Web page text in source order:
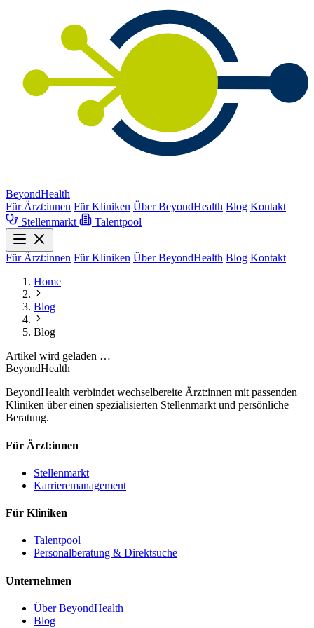
BeyondHealth
Für Ärzt:innen Für Kliniken Über BeyondHealth Blog Kontakt
Stellenmarkt
Talentpool
Für Ärzt:innen Für Kliniken Über BeyondHealth Blog Kontakt
Home
Blog
Blog
Artikel wird geladen …
BeyondHealth
BeyondHealth verbindet wechselbereite Ärzt:innen mit passenden
Kliniken über einen spezialisierten Stellenmarkt und persönliche
Beratung.
Für Ärzt:innen
Stellenmarkt
Karrieremanagement
Für Kliniken
Talentpool
Personalberatung & Direktsuche
Unternehmen
Über BeyondHealth
Blog